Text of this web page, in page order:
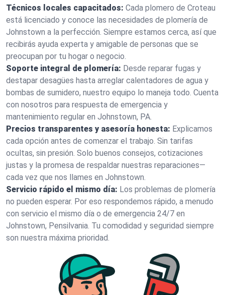
Técnicos locales capacitados: Cada plomero de Croteau
está licenciado y conoce las necesidades de plomería de
Johnstown a la perfección. Siempre estamos cerca, así que
recibirás ayuda experta y amigable de personas que se
preocupan por tu hogar o negocio.
Soporte integral de plomería: Desde reparar fugas y
destapar desagües hasta arreglar calentadores de agua y
bombas de sumidero, nuestro equipo lo maneja todo. Cuenta
con nosotros para respuesta de emergencia y
mantenimiento regular en Johnstown, PA.
Precios transparentes y asesoría honesta: Explicamos
cada opción antes de comenzar el trabajo. Sin tarifas
ocultas, sin presión. Solo buenos consejos, cotizaciones
justas y la promesa de respaldar nuestras reparaciones—
cada vez que nos llames en Johnstown.
Servicio rápido el mismo día: Los problemas de plomería
no pueden esperar. Por eso respondemos rápido, a menudo
con servicio el mismo día o de emergencia 24/7 en
Johnstown, Pensilvania. Tu comodidad y seguridad siempre
son nuestra máxima prioridad.